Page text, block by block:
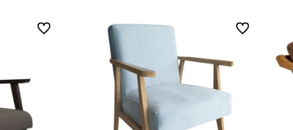
Do ulubionych Do ulubionych